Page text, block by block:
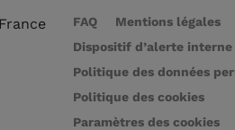
FAQ
Mentions légales
Dispositif d’alerte interne
Politique des données
Politique des cookies
Paramètres des cookies